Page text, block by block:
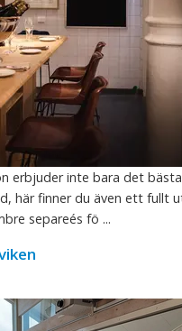
erbjuder inte bara det
här finner du även ett fullt
separeés fö ...